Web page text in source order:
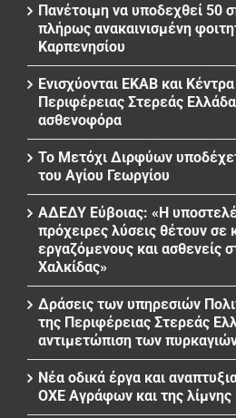
Πανέτοιμη να υποδεχθεί 50
πλήρως ανακαινισμένη
Καρπενησίου
Ενισχύονται ΕΚΑΒ και
Περιφέρειας Στερεάς
ασθενοφόρα
Το Μετόχι Διρφύων
του Αγίου Γεωργίου
ΑΔΕΔΥ Εύβοιας: «Η
πρόχειρες λύσεις θέτουν σε
εργαζόμενους και ασθενείς
Χαλκίδας»
Δράσεις των υπηρεσιών
της Περιφέρειας Στερεάς
αντιμετώπιση των
Νέα οδικά έργα και
ΟΧΕ Αγράφων και της